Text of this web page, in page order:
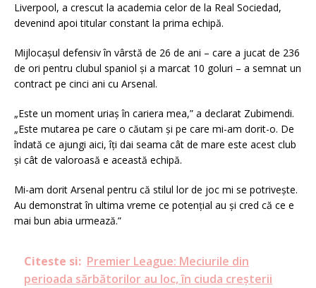
Liverpool, a crescut la academia celor de la Real Sociedad,
devenind apoi titular constant la prima echipă.
Mijlocașul defensiv în vârstă de 26 de ani – care a jucat de 236
de ori pentru clubul spaniol și a marcat 10 goluri – a semnat un
contract pe cinci ani cu Arsenal.
„Este un moment uriaș în cariera mea,” a declarat Zubimendi.
„Este mutarea pe care o căutam și pe care mi-am dorit-o. De
îndată ce ajungi aici, îți dai seama cât de mare este acest club
și cât de valoroasă e această echipă.
Mi-am dorit Arsenal pentru că stilul lor de joc mi se potrivește.
Au demonstrat în ultima vreme ce potențial au și cred că ce e
mai bun abia urmează.”
Citeste si: Premier League: Meciurile din
perioada sărbătorilor au loc, în ciuda creşterii